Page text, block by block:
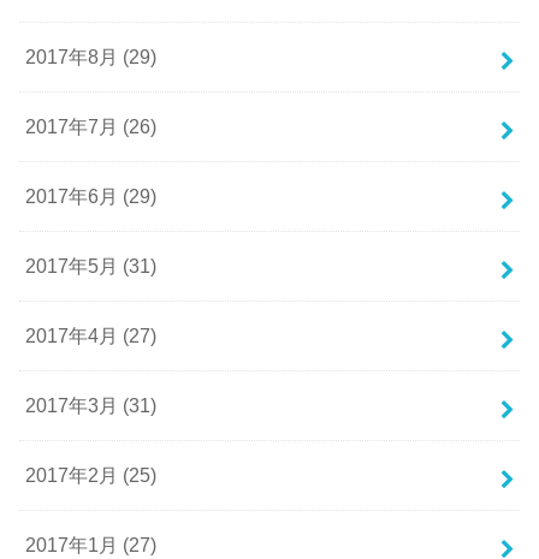
2017年8月 (29)
2017年7月 (26)
2017年6月 (29)
2017年5月 (31)
2017年4月 (27)
2017年3月 (31)
2017年2月 (25)
2017年1月 (27)